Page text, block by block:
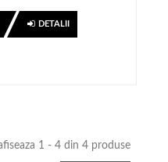
DETALII
1 - 4 din 4 produse